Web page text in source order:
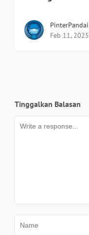
PinterPandai
Feb 11, 2025
Tinggalkan Balasan